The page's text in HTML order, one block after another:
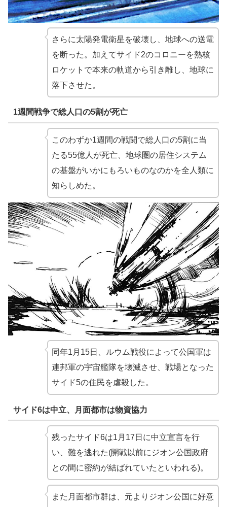
さらに太陽発電衛星を破壊し、地球への送電
を断った。加えてサイド2のコロニーを熱核
ロケットで本来の軌道から引き離し、地球に
落下させた。
1週間戦争で総人口の5割が死亡
このわずか1週間の戦闘で総人口の5割に当
たる55億人が死亡、地球圏の居住システム
の基盤がいかにもろいものなのかを全人類に
知らしめた。
同年1月15日、ルウム戦役によって公国軍は
連邦軍の宇宙艦隊を壊滅させ、戦場となった
サイド5の住民を虐殺した。
サイド6は中立、月面都市は物資協力
残ったサイド6は1月17日に中立宣言を行
い、難を逃れた(開戦以前にジオン公国政府
との間に密約が結ばれていたといわれる)。
また月面都市群は、元よりジオン公国に好意